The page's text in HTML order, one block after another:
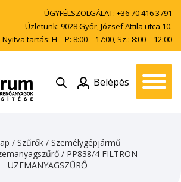
ÜGYFÉLSZOLGÁLAT: +36 70 416 3791
Üzletünk: 9028 Győr, József Attila utca 10.
Nyitva tartás: H – P: 8:00 – 17:00, Sz.: 8:00 – 12:00
Belépés
/ Szűrők / Személygépjármű
/ PP838/4 FILTRON
ÜZEMANYAGSZŰRŐ